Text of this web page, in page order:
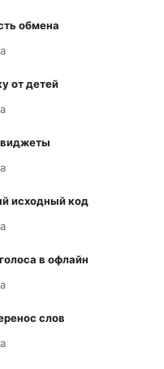
обмена
от детей
исходный код
в офлайн
слов